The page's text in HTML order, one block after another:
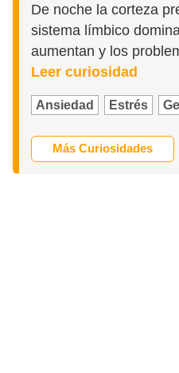
De noche la corteza
sistema límbico
aumentan y los
Leer curiosidad
Ansiedad Estrés
Más Curiosidades